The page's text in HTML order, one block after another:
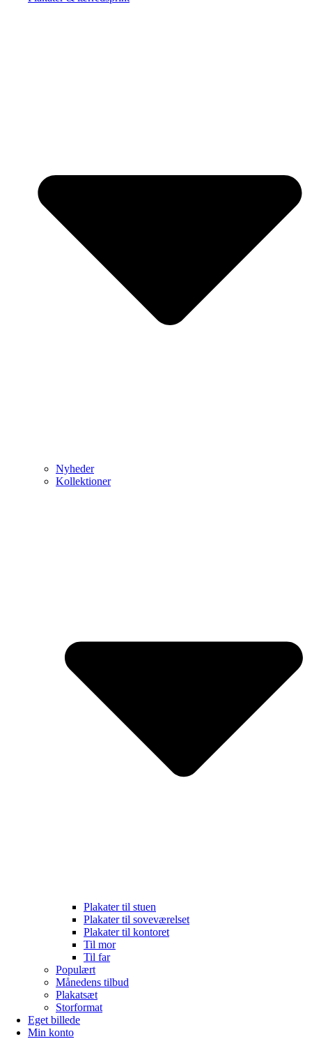
Nyheder
Kollektioner
Plakater til stuen
Plakater til soveværelset
Plakater til kontoret
Til mor
Til far
Populært
Månedens tilbud
Plakatsæt
Storformat
Eget billede
Min konto